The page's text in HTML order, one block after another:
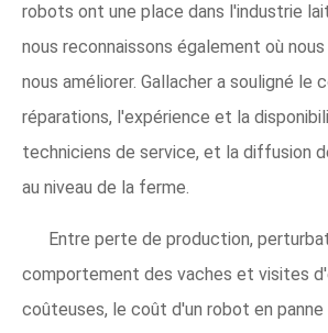
robots ont une place dans l'industrie
nous reconnaissons également où
nous améliorer. Gallacher a souligné le
réparations, l'expérience et la
techniciens de service, et la diffusion
au niveau de la ferme.
Entre perte de production,
comportement des vaches et visites
coûteuses, le coût d'un robot en